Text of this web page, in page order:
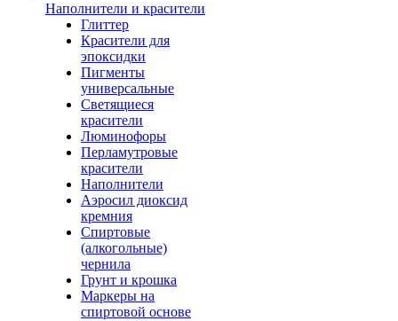
Наполнители и красители
Глиттер
Красители для
эпоксидки
Пигменты
универсальные
Светящиеся
красители
Люминофоры
Перламутровые
красители
Наполнители
Аэросил диоксид
кремния
Спиртовые
(алкогольные)
чернила
Грунт и крошка
Маркеры на
спиртовой основе